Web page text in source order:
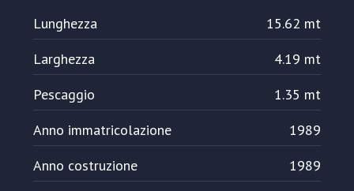
Lunghezza
15.62 mt
Larghezza
4.19 mt
Pescaggio
1.35 mt
Anno immatricolazione
1989
Anno costruzione
1989